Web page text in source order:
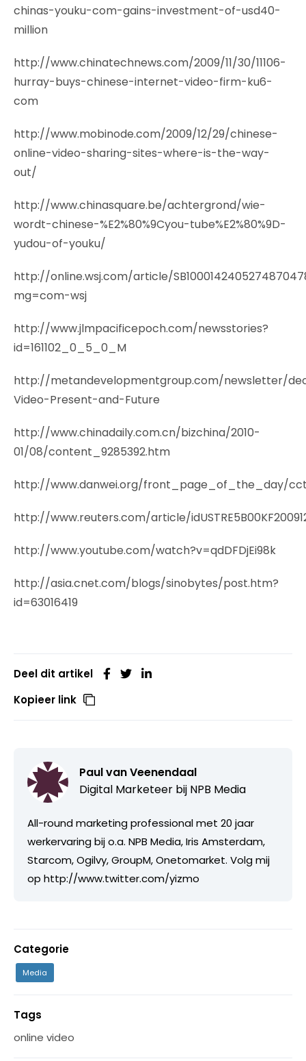
chinas-youku-com-gains-investment-of-usd40-
million
http://www.chinatechnews.com/2009/11/30/11106-
hurray-buys-chinese-internet-video-firm-ku6-
com
http://www.mobinode.com/2009/12/29/chinese-
online-video-sharing-sites-where-is-the-way-
out/
http://www.chinasquare.be/achtergrond/wie-
wordt-chinese-%E2%80%9Cyou-tube%E2%80%9D-
yudou-of-youku/
http://online.wsj.com/article/
mg=com-wsj
http://www.jlmpacificepoch.com/newsstories?
id=161102_0_5_0_M
http://metandevelopmentgroup.com/newsletter/
Video-Present-and-Future
http://www.chinadaily.com.cn/bizchina/2010-
01/08/content_9285392.htm
http://www.danwei.org/front_page_of_the_day/
http://www.reuters.com/article/
http://www.youtube.com/watch?v=qdDFDjEi98k
http://asia.cnet.com/blogs/sinobytes/post.htm?
id=63016419
Deel dit artikel
Kopieer link
Paul van Veenendaal
Digital Marketeer bij NPB Media
All-round marketing professional met 20 jaar
werkervaring bij o.a. NPB Media, Iris Amsterdam,
Starcom, Ogilvy, GroupM, Onetomarket. Volg mij
op http://www.twitter.com/yizmo
Categorie
Media
Tags
online video